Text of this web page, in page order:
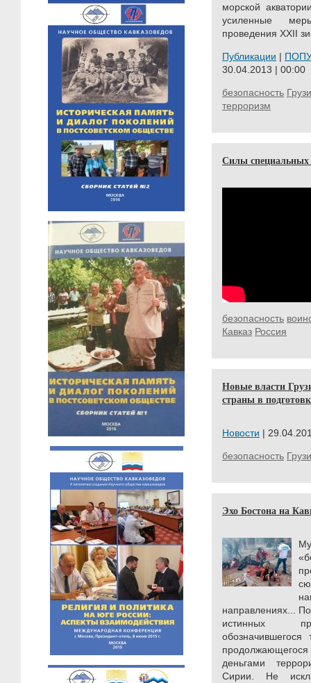
морской
усиленные
прoведения XXII
Публикации |
30.04.2013 | 00:00
безопасность
терроризм
Силы специальных
безопасность
Кавказ Россия
Новые власти
страны в
Новости |
безопасность
Эхо Бостона на
направлениях...
истинных
деньгами
Сирии. Не